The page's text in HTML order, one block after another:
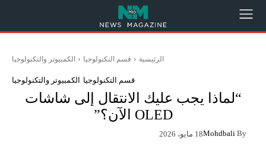
الرئيسية قسم التكنولوجيا الكمبيوتر والتكنولوجيا
قسم التكنولوجيا الكمبيوتر والتكنولوجيا
“لماذا يجب عليك الانتقال إلى شاشات
OLED الآن؟”
By
Mohdbali18 مايو، 2026